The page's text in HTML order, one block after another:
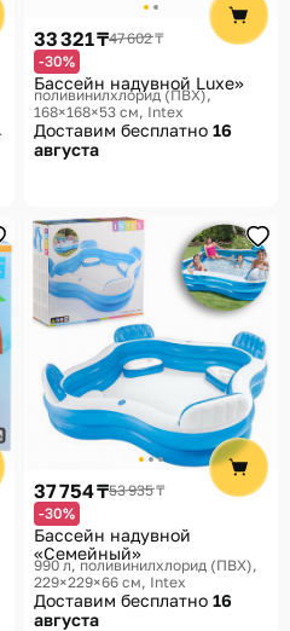
33 321 ₸47 602 ₸
-30%
Бассейн надувной Luxe»
поливинилхлорид (ПВХ),
168×168×53 см Intex
Доставим бесплатно 16
августа
37 754 ₸53 935 ₸
-30%
Бассейн надувной
«Семейный»
990 л, поливинилхлорид (ПВХ),
229×229×66 см Intex
Доставим бесплатно 16
августа